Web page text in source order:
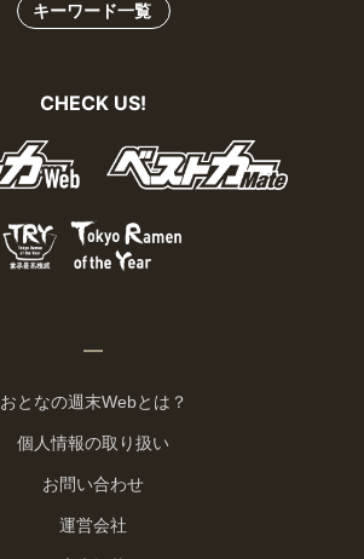
キーワード一覧
CHECK US!
おとなの週末Webとは？
個人情報の取り扱い
お問い合わせ
運営会社